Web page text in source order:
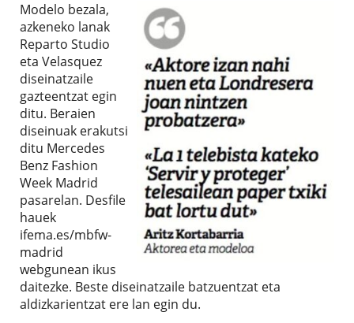
Modelo bezala,
azkeneko lanak
Reparto Studio
eta Velasquez
diseinatzaile
gazteentzat egin
ditu. Beraien
diseinuak erakutsi
ditu Mercedes
Benz Fashion
Week Madrid
pasarelan. Desfile
hauek
ifema.es/mbfw-
madrid
webgunean ikus
daitezke. Beste diseinatzaile batzuentzat eta
aldizkarientzat ere lan egin du.